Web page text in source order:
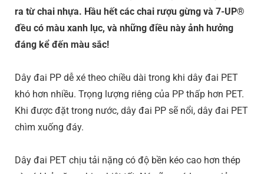
ra từ chai nhựa. Hầu hết các chai rượu gừng và 7-UP®
đều có màu xanh lục, và những điều này ảnh hưởng
đáng kể đến màu sắc!
Dây đai PP dễ xé theo chiều dài trong khi dây đai PET
khó hơn nhiều. Trọng lượng riêng của PP thấp hơn PET.
Khi được đặt trong nước, dây đai PP sẽ nổi, dây đai PET
chìm xuống đáy.
Dây đai PET chịu tải nặng có độ bền kéo cao hơn thép